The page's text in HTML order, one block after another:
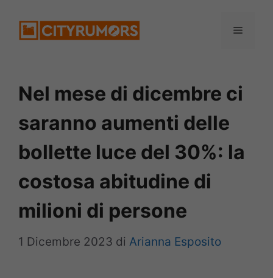
Menu
Nel mese di dicembre ci
saranno aumenti delle
bollette luce del 30%: la
costosa abitudine di
milioni di persone
1 Dicembre 2023 di Arianna Esposito